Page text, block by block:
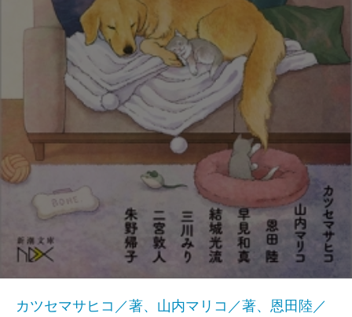
カツセマサヒコ／著、山内マリコ／著、恩田陸／